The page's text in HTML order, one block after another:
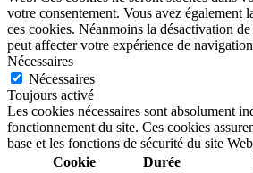
votre consentement. Vous avez également
ces cookies. Néanmoins la désactivation
peut affecter votre expérience de
Nécessaires
Nécessaires
Toujours activé
Les cookies nécessaires sont absolument
fonctionnement du site. Ces cookies
base et les fonctions de sécurité du site
Cookie
Durée